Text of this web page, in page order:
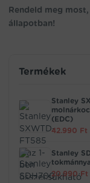
Rendeld meg
állapotban!
Termékek
Stanley
(EDC)
42.990 Ft
Stanley
20.990Ft